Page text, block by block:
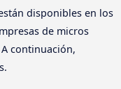
disponibles en los
de micros
continuación,